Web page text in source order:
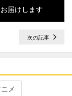
届けします
次の記事
メ